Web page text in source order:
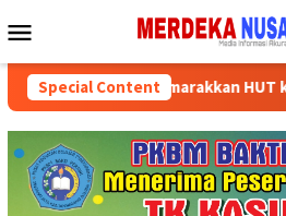
to
Menu
Special Content
Partai Semarakkan HUT ke-81 RI